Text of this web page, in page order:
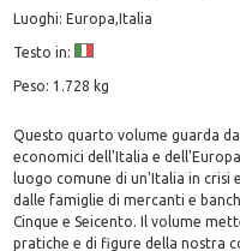
Luoghi: Europa,Italia
Testo in:
Peso: 1.728 kg
Questo quarto volume guarda
economici dell'Italia e
luogo comune di un'Italia in
dalle famiglie di mercanti e
Cinque e Seicento. Il volume
pratiche e di figure della nostra